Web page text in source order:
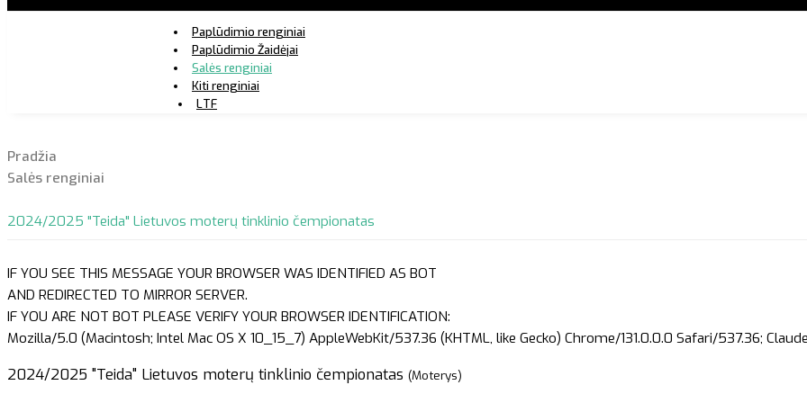
Paplūdimio renginiai
Paplūdimio Žaidėjai
Salės renginiai
Kiti renginiai
LTF
Pradžia
Salės renginiai
2024/2025 "Teida" Lietuvos moterų tinklinio čempionatas
IF YOU SEE THIS MESSAGE YOUR BROWSER WAS IDENTIFIED AS BOT
AND REDIRECTED TO MIRROR SERVER.
IF YOU ARE NOT BOT PLEASE VERIFY YOUR BROWSER IDENTIFICATION:
Mozilla/5.0 (Macintosh; Intel Mac OS X 10_15_7) AppleWebKit/537.36 (KHTML, like Gecko) Chrome/131.0.0.0 Safari/537.36;
2024/2025 "Teida" Lietuvos moterų tinklinio čempionatas (Moterys)